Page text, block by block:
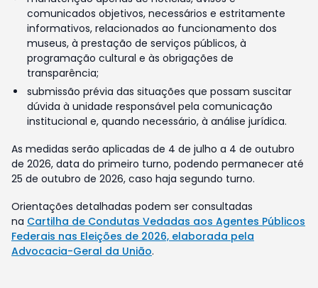
comunicados objetivos, necessários e estritamente
informativos, relacionados ao funcionamento dos
museus, à prestação de serviços públicos, à
programação cultural e às obrigações de
transparência;
submissão prévia das situações que possam suscitar
dúvida à unidade responsável pela comunicação
institucional e, quando necessário, à análise jurídica.
As medidas serão aplicadas de 4 de julho a 4 de outubro
de 2026, data do primeiro turno, podendo permanecer até
25 de outubro de 2026, caso haja segundo turno.
Orientações detalhadas podem ser consultadas
na Cartilha de Condutas Vedadas aos Agentes Públicos
Federais nas Eleições de 2026, elaborada pela
Advocacia-Geral da União.